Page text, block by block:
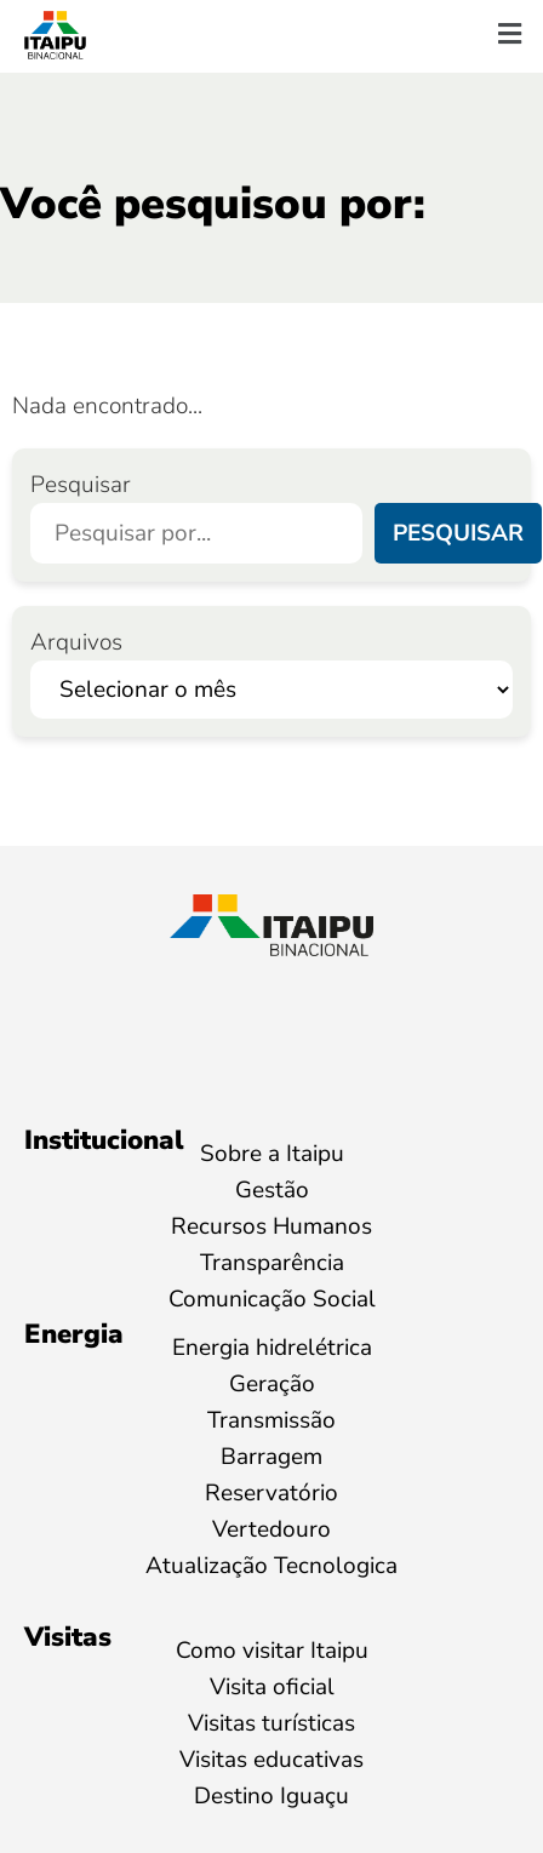
Você pesquisou por:
Nada encontrado...
Pesquisar
PESQUISAR
Arquivos
Institucional Sobre a Itaipu
Gestão
Recursos Humanos
Transparência
Comunicação Social
Energia
Energia hidrelétrica
Geração
Transmissão
Barragem
Reservatório
Vertedouro
Atualização Tecnologica
Visitas
Como visitar Itaipu
Visita oficial
Visitas turísticas
Visitas educativas
Destino Iguaçu